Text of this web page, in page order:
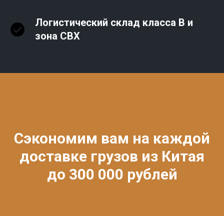
Логистический склад класса В и
зона СВХ
Сэкономим вам на каждой
доставке грузов из Китая
до 300 000 рублей